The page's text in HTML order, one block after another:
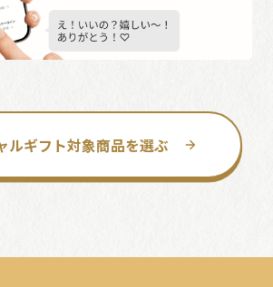
ルギフト対象商品を選ぶ